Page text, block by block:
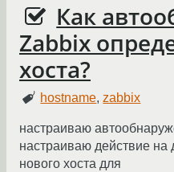
Как
Zabbix
хоста?
hostname,zabbix
настраиваю
настраиваю действие на
нового хоста для